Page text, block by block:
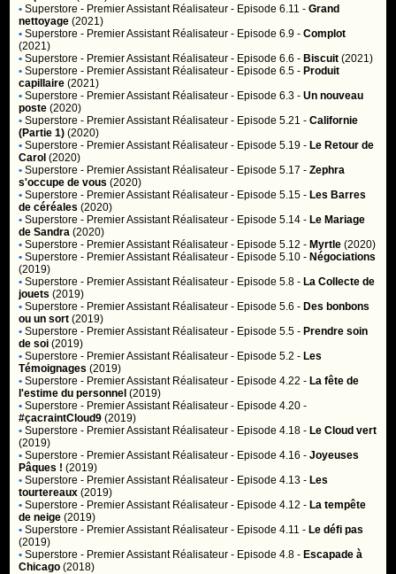
• Superstore - Premier Assistant Réalisateur - Episode 6.11 -Grand
nettoyage (2021)
• Superstore - Premier Assistant Réalisateur - Episode 6.9 -Complot
(2021)
• Superstore - Premier Assistant Réalisateur - Episode 6.6 - Biscuit (2021)
• Superstore - Premier Assistant Réalisateur - Episode 6.5 - Produit
capillaire (2021)
• Superstore - Premier Assistant Réalisateur - Episode 6.3 -Un nouveau
poste (2020)
• Superstore - Premier Assistant Réalisateur - Episode 5.21 -Californie
(Partie 1) (2020)
• Superstore - Premier Assistant Réalisateur - Episode 5.19 - Le Retour de
Carol (2020)
• Superstore - Premier Assistant Réalisateur - Episode 5.17 -Zephra
s'occupe de vous (2020)
• Superstore - Premier Assistant Réalisateur - Episode 5.15 - Les Barres
de céréales (2020)
• Superstore - Premier Assistant Réalisateur - Episode 5.14 - Le Mariage
de Sandra (2020)
• Superstore - Premier Assistant Réalisateur - Episode 5.12 - Myrtle (2020)
• Superstore - Premier Assistant Réalisateur - Episode 5.10 - Négociations
(2019)
• Superstore - Premier Assistant Réalisateur - Episode 5.8 - La Collecte de
jouets (2019)
• Superstore - Premier Assistant Réalisateur - Episode 5.6 - Des bonbons
ou un sort (2019)
• Superstore - Premier Assistant Réalisateur - Episode 5.5 - Prendre soin
de soi (2019)
• Superstore - Premier Assistant Réalisateur - Episode 5.2 - Les
Témoignages (2019)
• Superstore - Premier Assistant Réalisateur - Episode 4.22 - La fête de
l'estime du personnel (2019)
• Superstore - Premier Assistant Réalisateur - Episode 4.20 -
#çacraintCloud9 (2019)
• Superstore - Premier Assistant Réalisateur - Episode 4.18 - Le Cloud vert
(2019)
• Superstore - Premier Assistant Réalisateur - Episode 4.16 -Joyeuses
Pâques ! (2019)
• Superstore - Premier Assistant Réalisateur - Episode 4.13 - Les
tourtereaux (2019)
• Superstore - Premier Assistant Réalisateur - Episode 4.12 - La tempête
de neige (2019)
• Superstore - Premier Assistant Réalisateur - Episode 4.11 - Le défi pas
(2019)
• Superstore - Premier Assistant Réalisateur - Episode 4.8 - Escapade à
Chicago (2018)